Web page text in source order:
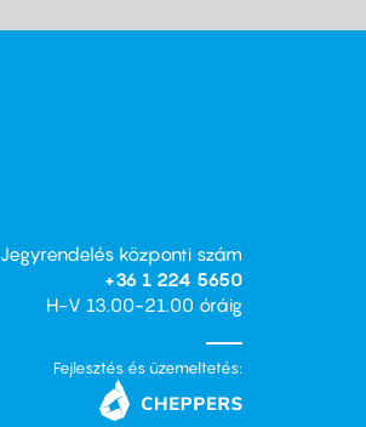
Jegyrendelés központi szám
+36 1 224 5650
H-V 13.00-21.00 óráig
Fejlesztés és üzemeltetés: